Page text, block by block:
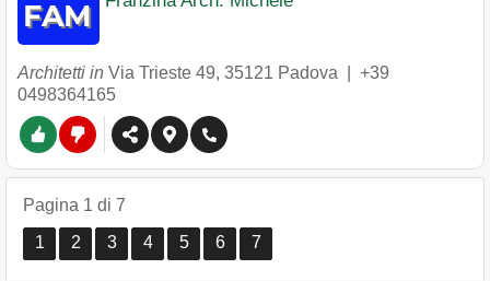
Architetti in Via Trieste 49, 35121 Padova
+39
0498364165
Pagina 1 di 7
1
2 3 4 5 6 7